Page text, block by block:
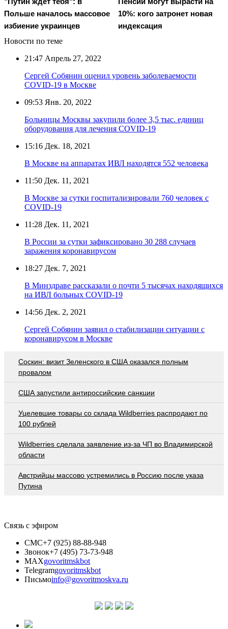
Польше началось массовое
избиение украинцев
10%: кого затронет новая
индексация
Новости по теме
21:47 Апрель 27, 2022
Сергей Собянин оценил уровень заболеваемости
COVID-19 в Москве
09:53 Янв. 20, 2022
Больницы Москвы закупили более 3,5 тыс. единиц
оборудования для лечения COVID-19
15:16 Дек. 18, 2021
В Москве на аппаратах ИВЛ находятся 552 человека
11:50 Дек. 11, 2021
В Москве за сутки госпитализировали 760 человек с
COVID-19
11:28 Дек. 11, 2021
В России за сутки зафиксировано 30 288 случаев
заражения коронавирусом
18:27 Дек. 7, 2021
В Минздраве рассказали о почти 5 тысячах находящихся
на ИВЛ больных COVID-19
14:56 Дек. 2, 2021
Сергей Собянин заявил о стабилизации ситуации с
коронавирусом в Москве
Соскин: визит Зеленского в США оказался полным
провалом
США запустили антироссийские санкции
Уцелевшие товары со склада Wildberries распродают по
100 рублей
Wildberries cделала заявление из-за ЧП во Владимирской
области
Австрийцы массово устремились в Россию после указа
Путина
Связь с эфиром
СМС+7 (925) 88-88-948
Звонок+7 (495) 73-73-948
MAXgovoritmskbot
Telegramgovoritmskbot
Письмоinfo@govoritmoskva.ru